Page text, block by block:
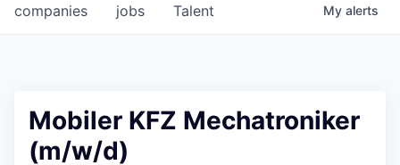
jobs
companies Talent My alerts
Mobiler KFZ Mechatroniker
(m/w/d)